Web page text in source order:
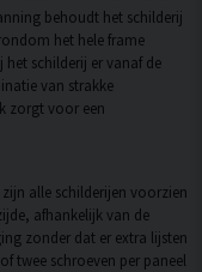
behoudt het schilderij
het hele frame
schilderij er vanaf de
van strakke
zorgt voor een
alle schilderijen voorzien
afhankelijk van de
zonder dat er extra lijsten
twee schroeven per paneel